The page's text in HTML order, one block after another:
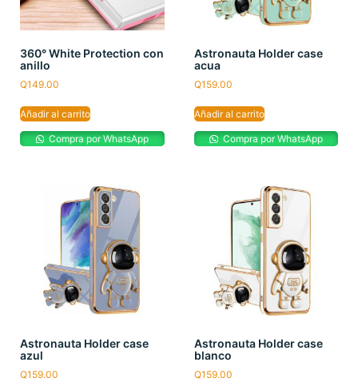
360° White Protection con
anillo
Q149.00
Añadir al carrito
Compra por WhatsApp
Astronauta Holder case
acua
Q159.00
Añadir al carrito
Compra por WhatsApp
Astronauta Holder case
azul
Q159.00
Astronauta Holder case
blanco
Q159.00